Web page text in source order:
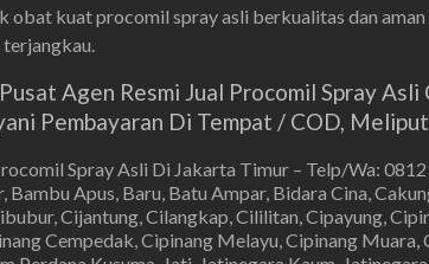
obat kuat procomil spray asli berkualitas dan aman
Agen Resmi Jual Procomil Spray
Pembayaran Di Tempat / COD,
Spray Asli Di Jakarta Timur – Telp/Wa:
Apus, Baru, Batu Ampar, Bidara Cina,
Cijantung, Cilangkap, Cililitan, Cipayung,
Cempedak, Cipinang Melayu, Cipinang Muara,